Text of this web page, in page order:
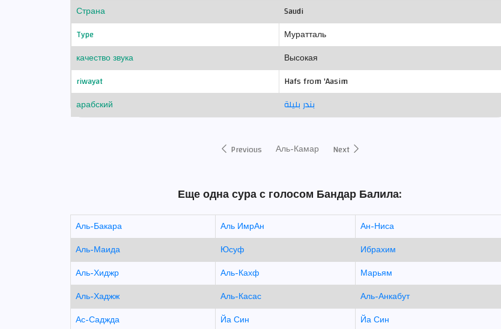
Страна
Saudi
Type
Муратталь
качество звука
Высокая
riwayat
Hafs from 'Aasim
арабский
بندر بليلة
Previous Аль-Камар Next
Еще одна сура с голосом Бандар Балила:
Аль-Бакара Аль ИмрАн
Ан-Ниса
Аль-Маида
Юсуф
Ибрахим
Аль-Хиджр
Аль-Кахф
Марьям
Аль-Хаджж
Аль-Касас
Аль-Анкабут
Ас-Саджда
Йа Син
Йа Син